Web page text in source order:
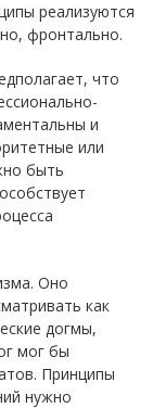
реализуются
фронтально.
что
и
или
быть
Оно
как
догмы,
мог бы
Принципы
нужно